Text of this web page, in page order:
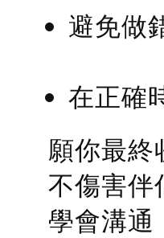
避免做
在正確
願你最終
不傷害伴
學會溝通